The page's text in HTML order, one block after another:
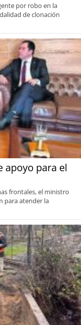
por robo en la
de clonación
apoyo para el
frontales, el ministro
para atender la